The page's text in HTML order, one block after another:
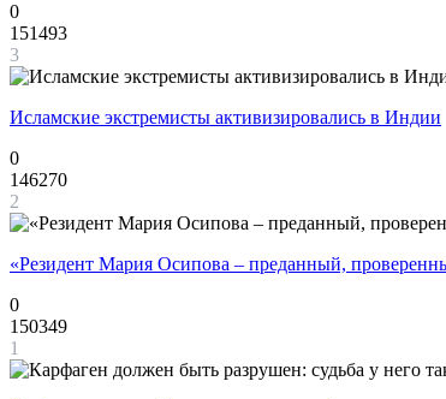
0
151493
3
Исламские экстремисты активизировались в Индии
0
146270
2
«Резидент Мария Осипова – преданный,
0
150349
1